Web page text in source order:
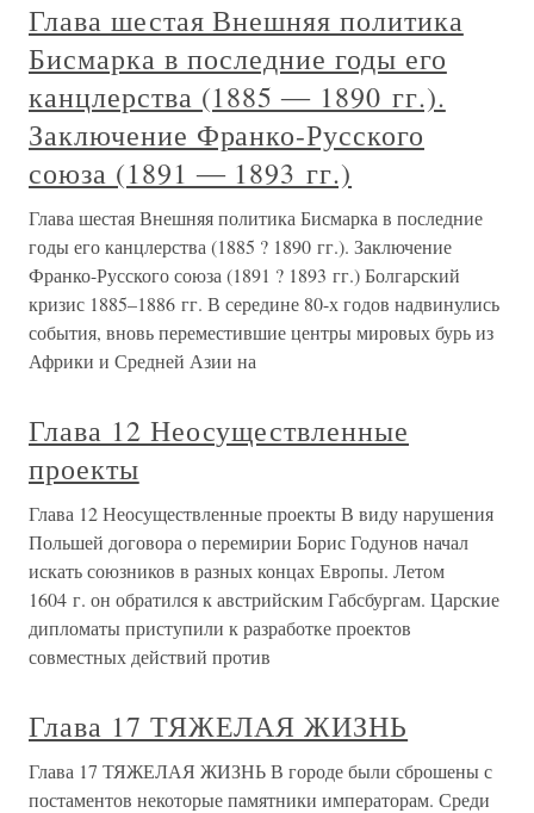
Глава шестая Внешняя политика
Бисмарка в последние годы его
канцлерства (1885 ― 1890 гг.).
Заключение Франко-Русского
союза (1891 ― 1893 гг.)
Глава шестая Внешняя политика Бисмарка в последние
годы его канцлерства (1885 ? 1890 гг.). Заключение
Франко-Русского союза (1891 ? 1893 гг.) Болгарский
кризис 1885–1886 гг. В середине 80-х годов надвинулись
события, вновь переместившие центры мировых бурь из
Африки и Средней Азии на
Глава 12 Неосуществленные
проекты
Глава 12 Неосуществленные проекты В виду нарушения
Польшей договора о перемирии Борис Годунов начал
искать союзников в разных концах Европы. Летом
1604 г. он обратился к австрийским Габсбургам. Царские
дипломаты приступили к разработке проектов
совместных действий против
Глава 17 ТЯЖЕЛАЯ ЖИЗНЬ
Глава 17 ТЯЖЕЛАЯ ЖИЗНЬ В городе были сброшены с
постаментов некоторые памятники императорам. Среди